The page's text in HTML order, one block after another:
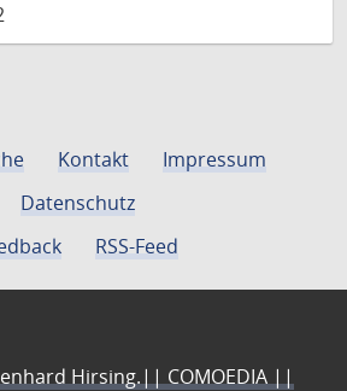
Kontakt
Impressum
Datenschutz
RSS-Feed
Hirsing.|| COMOEDIA ||